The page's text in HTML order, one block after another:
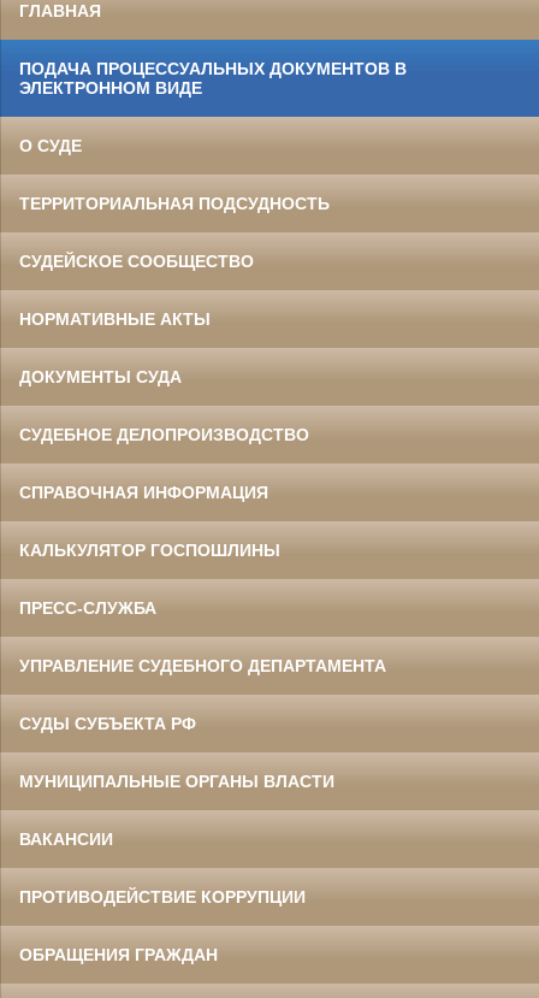
ГЛАВНАЯ
ПОДАЧА ПРОЦЕССУАЛЬНЫХ ДОКУМЕНТОВ В
ЭЛЕКТРОННОМ ВИДЕ
О СУДЕ
ТЕРРИТОРИАЛЬНАЯ ПОДСУДНОСТЬ
СУДЕЙСКОЕ СООБЩЕСТВО
НОРМАТИВНЫЕ АКТЫ
ДОКУМЕНТЫ СУДА
СУДЕБНОЕ ДЕЛОПРОИЗВОДСТВО
СПРАВОЧНАЯ ИНФОРМАЦИЯ
КАЛЬКУЛЯТОР ГОСПОШЛИНЫ
ПРЕСС-СЛУЖБА
УПРАВЛЕНИЕ СУДЕБНОГО ДЕПАРТАМЕНТА
СУДЫ СУБЪЕКТА РФ
МУНИЦИПАЛЬНЫЕ ОРГАНЫ ВЛАСТИ
ВАКАНСИИ
ПРОТИВОДЕЙСТВИЕ КОРРУПЦИИ
ОБРАЩЕНИЯ ГРАЖДАН